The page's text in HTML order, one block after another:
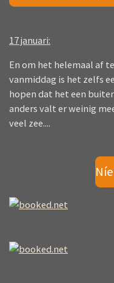
17 januari:
En om het helemaal af
vanmiddag is het zelfs
hopen dat het een
anders valt er weinig
veel zee....